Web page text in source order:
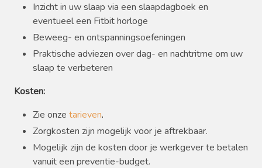
Inzicht in uw slaap via een slaapdagboek en
eventueel een Fitbit horloge
Beweeg- en ontspanningsoefeningen
Praktische adviezen over dag- en nachtritme om uw
slaap te verbeteren
Kosten:
Zie onze tarieven.
Zorgkosten zijn mogelijk voor je aftrekbaar.
Mogelijk zijn de kosten door je werkgever te betalen
vanuit een preventie-budget.